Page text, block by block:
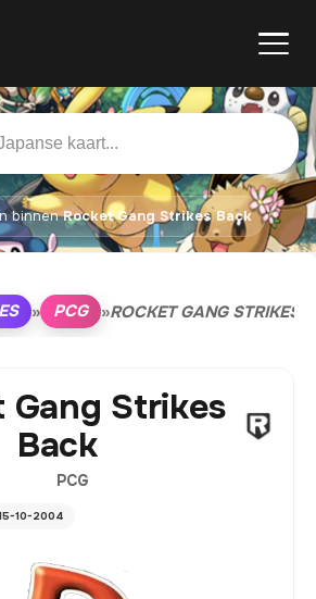
binnenRocket Gang Strikes Back
» PCG »ROCKET GANG STRIKES
Gang Strikes
Back
PCG
10-2004